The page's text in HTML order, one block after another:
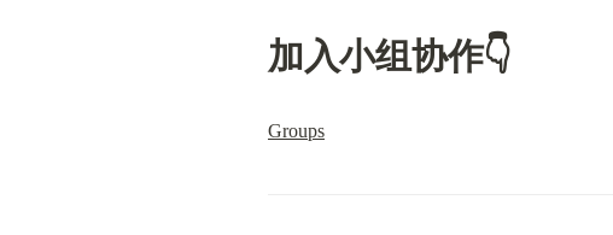
加入小组协作👇
Groups